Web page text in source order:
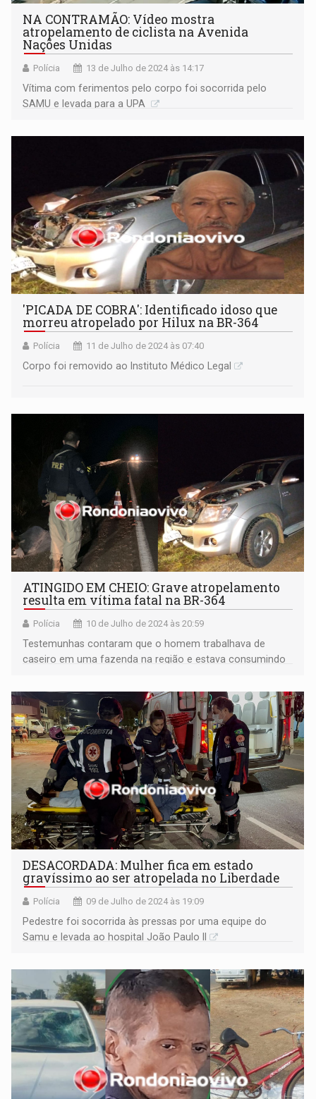
NA CONTRAMÃO: Vídeo mostra
atropelamento de ciclista na Avenida
Nações Unidas
Polícia 13 de Julho de 2024 às 14:17
Vítima com ferimentos pelo corpo foi socorrida pelo
SAMU e levada para a UPA
'PICADA DE COBRA': Identificado idoso que
morreu atropelado por Hilux na BR-364
Polícia 11 de Julho de 2024 às 07:40
Corpo foi removido ao Instituto Médico Legal
ATINGIDO EM CHEIO: Grave atropelamento
resulta em vítima fatal na BR-364
Polícia 10 de Julho de 2024 às 20:59
Testemunhas contaram que o homem trabalhava de
caseiro em uma fazenda na região e estava consumindo
DESACORDADA: Mulher fica em estado
gravíssimo ao ser atropelada no Liberdade
Polícia 09 de Julho de 2024 às 19:09
Pedestre foi socorrida às pressas por uma equipe do
Samu e levada ao hospital João Paulo II